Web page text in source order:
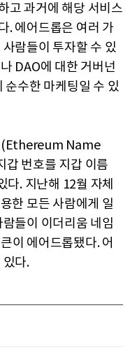
고 과거에 해당 서비스
. 에어드롭은 여러 가
람들이 투자할 수 있
DAO에 대한 거버넌
순수한 마케팅일 수 있
(Ethereum Name
갑 번호를 지갑 이름
. 지난해 12월 자체
한 모든 사람에게 일
들이 이더리움 네임
이 에어드롭됐다. 어
있다.